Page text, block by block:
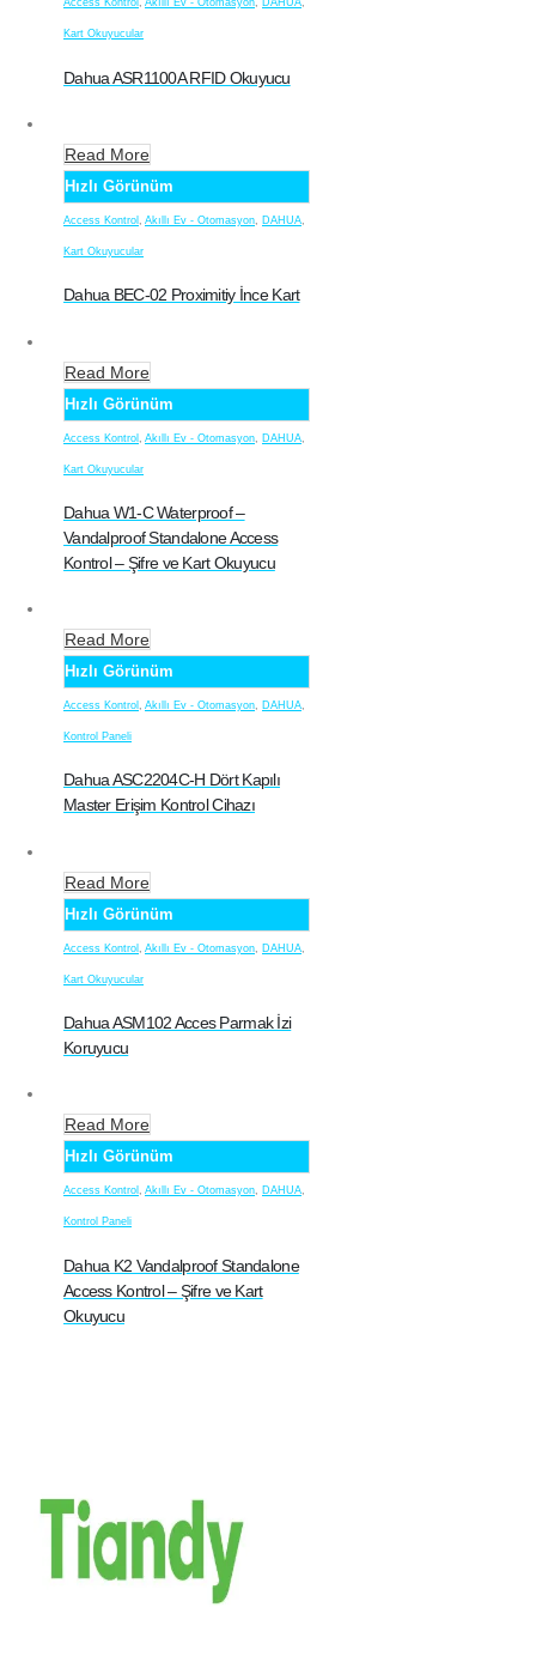
Access Kontrol , Akıllı Ev - Otomasyon, DAHUA,
Kart Okuyucular
Dahua ASR1100A RFID Okuyucu
Read More
Hızlı Görünüm
Access Kontrol Akıllı Ev - Otomasyon DAHUA
Kart Okuyucular
Dahua BEC-02 Proximitiy İnce Kart
Read More
Hızlı Görünüm
Access Kontrol Akıllı Ev - Otomasyon DAHUA
Kart Okuyucular
Dahua W1-C Waterproof –
Vandalproof Standalone Access
Kontrol – Şifre ve Kart Okuyucu
Read More
Hızlı Görünüm
Access Kontrol , Akıllı Ev - Otomasyon, DAHUA,
Kontrol Paneli
Dahua ASC2204C-H Dört Kapılı
Master Erişim Kontrol Cihazı
Read More
Hızlı Görünüm
Access Kontrol Akıllı Ev - Otomasyon DAHUA
Kart Okuyucular
Dahua ASM102 Acces Parmak İzi
Koruyucu
Read More
Hızlı Görünüm
Access Kontrol , Akıllı Ev - Otomasyon, DAHUA,
Kontrol Paneli
Dahua K2 Vandalproof Standalone
Access Kontrol – Şifre ve Kart
Okuyucu